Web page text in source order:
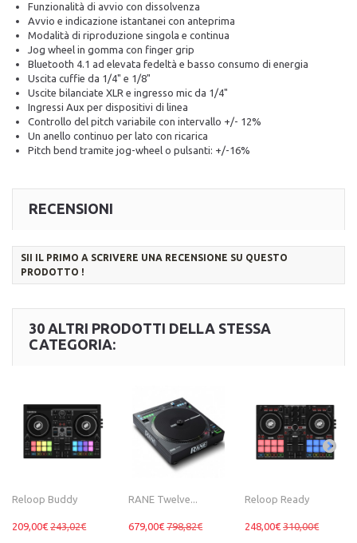
Funzionalità di avvio con dissolvenza
Avvio e indicazione istantanei con anteprima
Modalità di riproduzione singola e continua
Jog wheel in gomma con finger grip
Bluetooth 4.1 ad elevata fedeltà e basso consumo di energia
Uscita cuffie da 1/4" e 1/8"
Uscite bilanciate XLR e ingresso mic da 1/4"
Ingressi Aux per dispositivi di linea
Controllo del pitch variabile con intervallo +/- 12%
Un anello continuo per lato con ricarica
Pitch bend tramite jog-wheel o pulsanti: +/-16%
RECENSIONI
SII IL PRIMO A SCRIVERE UNA RECENSIONE SU QUESTO
PRODOTTO !
30 ALTRI PRODOTTI DELLA STESSA
CATEGORIA:
Reloop Buddy
209,00€ 243,02€
RANE Twelve...
679,00€ 798,82€
Reloop Ready
248,00€ 310,00€